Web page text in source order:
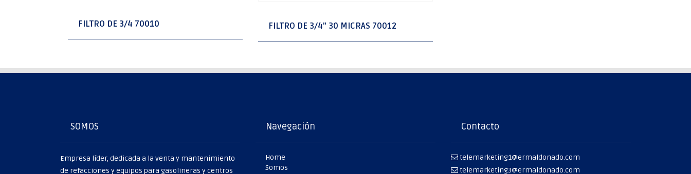
FILTRO DE 3/4 70010 FILTRO DE 3/4" 30 MICRAS 70012
SOMOS
Empresa líder, dedicada a la venta y mantenimiento
de refacciones y equipos para gasolineras y centros
Navegación
Home
Somos
Contacto
telemarketing1@ermaldonado.com
telemarketing3@ermaldonado.com